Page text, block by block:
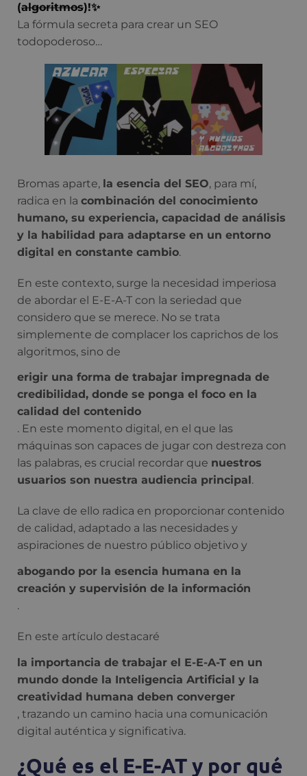
(algoritmos)!✨
La fórmula secreta para crear un SEO
todopoderoso…
Bromas aparte, la esencia del SEO, para mí,
radica en la combinación del conocimiento
humano, su experiencia, capacidad de análisis
y la habilidad para adaptarse en un entorno
digital en constante cambio.
En este contexto, surge la necesidad imperiosa
de abordar el E-E-A-T con la seriedad que
considero que se merece. No se trata
simplemente de complacer los caprichos de los
algoritmos, sino de
erigir una forma de trabajar impregnada de
credibilidad, donde se ponga el foco en la
calidad del contenido
. En este momento digital, en el que las
máquinas son capaces de jugar con destreza con
las palabras, es crucial recordar que nuestros
usuarios son nuestra audiencia principal .
La clave de ello radica en proporcionar contenido
de calidad, adaptado a las necesidades y
aspiraciones de nuestro público objetivo y
abogando por la esencia humana en la
creación y supervisión de la información
.
En este artículo destacaré
la importancia de trabajar el E-E-A-T en un
mundo donde la Inteligencia Artificial y la
creatividad humana deben converger
, trazando un camino hacia una comunicación
digital auténtica y significativa.
¿Qué es el E-E-AT y por qué